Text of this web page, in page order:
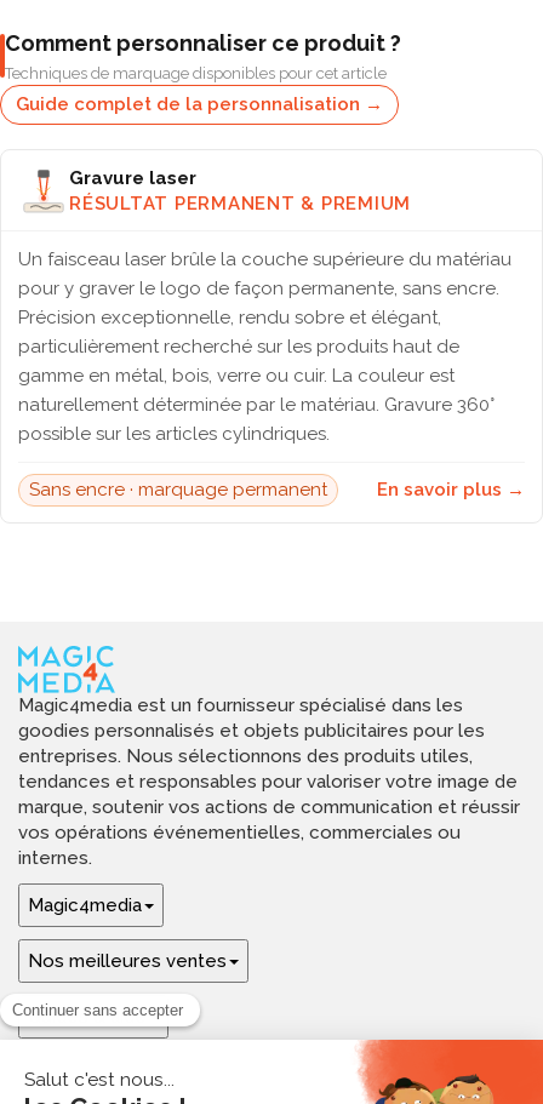
Comment personnaliser ce produit ?
Techniques de marquage disponibles pour cet article
Guide complet de la personnalisation →
Gravure laser
RÉSULTAT PERMANENT & PREMIUM
Un faisceau laser brûle la couche supérieure du matériau
pour y graver le logo de façon permanente, sans encre.
Précision exceptionnelle, rendu sobre et élégant,
particulièrement recherché sur les produits haut de
gamme en métal, bois, verre ou cuir. La couleur est
naturellement déterminée par le matériau. Gravure 360°
possible sur les articles cylindriques.
Sans encre · marquage permanent En savoir plus →
Magic4media est un fournisseur spécialisé dans les
goodies personnalisés et objets publicitaires pour les
entreprises. Nous sélectionnons des produits utiles,
tendances et responsables pour valoriser votre image de
marque, soutenir vos actions de communication et réussir
vos opérations événementielles, commerciales ou
internes.
Magic4media
Nos meilleures ventes
Guides & aide
Ressources & inspirations